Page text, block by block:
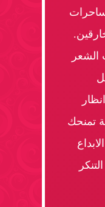
الشعر
تمنحك